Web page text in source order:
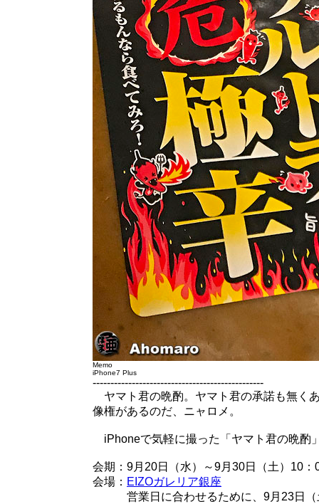
Memo
iPhone7 Plus
------------------------------------------------
ヤマト君の晩酌。ヤマト君の承諾も無く
像権があるのだ、ニャロメ。
iPhoneで気軽に撮った「ヤマト君の晩酌
会期：9月20日（水）～9月30日（土）10：
会場： EIZOガレリア銀座
営業日に合わせるために、9月23日（